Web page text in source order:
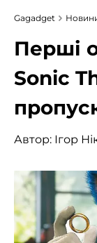
Gagadget
Перші
Sonic
Автор: Ігор